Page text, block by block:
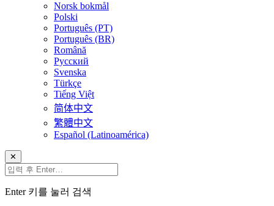
Norsk bokmål
Polski
Português (PT)
Português (BR)
Română
Русский
Svenska
Türkçe
Tiếng Việt
简体中文
繁體中文
Español (Latinoamérica)
✕
Enter 키를 눌러 검색